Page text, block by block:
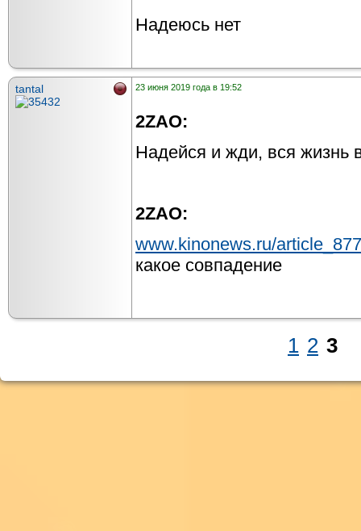
Надеюсь нет
tantal 23 июня 2019 года в 19:52
2ZAO:
Надейся и жди, вся жизнь
2ZAO:
www.kinonews.ru/
какое совпадение
1 2 3